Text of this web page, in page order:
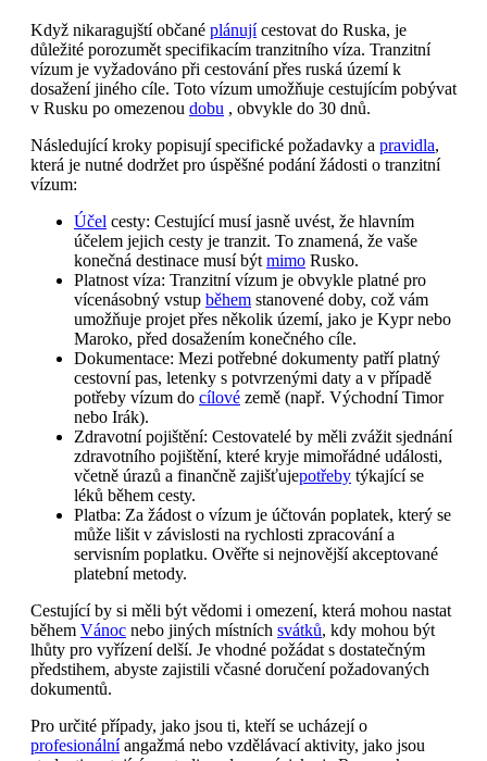
Když nikaragujští občané plánujícestovat do Ruska, je
důležité porozumět specifikacím tranzitního víza. Tranzitní
vízum je vyžadováno při cestování přes ruská území k
dosažení jiného cíle. Toto vízum umožňuje cestujícím pobývat
v Rusku po omezenou dobu , obvykle do 30 dnů.
Následující kroky popisují specifické požadavky a pravidla,
která je nutné dodržet pro úspěšné podání žádosti o tranzitní
vízum:
Účel cesty: Cestující musí jasně uvést, že hlavním
účelem jejich cesty je tranzit. To znamená, že vaše
konečná destinace musí být mimo Rusko.
Platnost víza: Tranzitní vízum je obvykle platné pro
vícenásobný vstup během stanovené doby, což vám
umožňuje projet přes několik území, jako je Kypr nebo
Maroko, před dosažením konečného cíle.
Dokumentace: Mezi potřebné dokumenty patří platný
cestovní pas, letenky s potvrzenými daty a v případě
potřeby vízum do cílové země (např. Východní Timor
nebo Irák).
Zdravotní pojištění: Cestovatelé by měli zvážit sjednání
zdravotního pojištění, které kryje mimořádné události,
včetně úrazů a finančně zajišťujepotřeby týkající se
léků během cesty.
Platba: Za žádost o vízum je účtován poplatek, který se
může lišit v závislosti na rychlosti zpracování a
servisním poplatku. Ověřte si nejnovější akceptované
platební metody.
Cestující by si měli být vědomi i omezení, která mohou nastat
během Vánoc nebo jiných místních svátků, kdy mohou být
lhůty pro vyřízení delší. Je vhodné požádat s dostatečným
předstihem, abyste zajistili včasné doručení požadovaných
dokumentů.
Pro určité případy, jako jsou ti, kteří se ucházejí o
profesionálníangažmá nebo vzdělávací aktivity, jako jsou